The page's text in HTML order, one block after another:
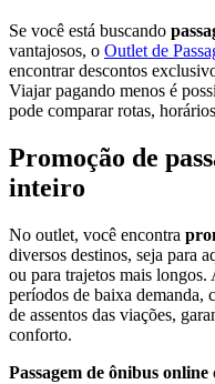
Se você está buscando
vantajosos, o Outlet de
encontrar descontos
Viajar pagando menos é
pode comparar rotas,
Promoção de
inteiro
No outlet, você encontra
diversos destinos, seja para
ou para trajetos mais longos.
períodos de baixa demanda,
de assentos das viações,
conforto.
Passagem de ônibus online